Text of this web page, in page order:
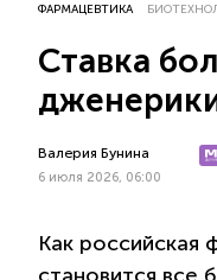
ФАРМАЦЕВТИКА
Ставка
Валерия Бунина
6 июля 2026, 06:00
Как российская